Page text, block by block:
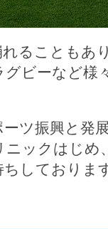
ることもあ
グビーなど様
ツ振興と発
ニックはじ
しておりま